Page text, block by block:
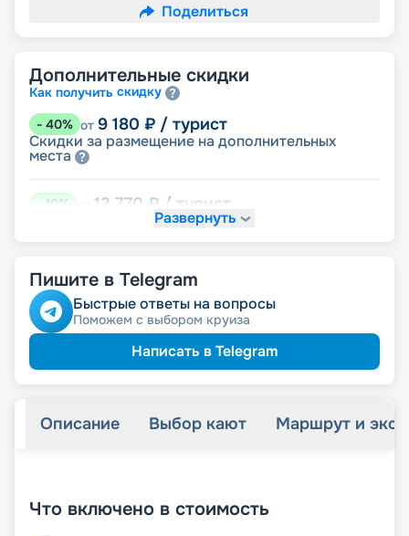
Поделиться
Дополнительные скидки
Как получить скидку
- 40% от 9 180 ₽ / турист
Скидки за размещение на дополнительных
места
10% 13 770 ₽ / турист
Скидка многодетнымсемьям
Развернуть
Пишите в Telegram
Быстрые ответы на вопросы
Поможем с выбором круиза
Написать в Telegram
Описание Выбор кают Маршрут и
Что включено в стоимость